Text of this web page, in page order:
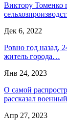
Виктору Томенко
Дек 6, 2022
Ровно год назад,
житель города…
Янв 24, 2023
О самой
рассказал
Апр 27, 2023